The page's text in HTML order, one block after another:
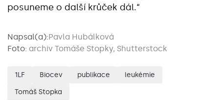
posuneme o další krůček dál.“
Napsal(a):Pavla Hubálková
Foto: archiv Tomáše Stopky, Shutterstock
1LF Biocev publikace leukémie
Tomáš Stopka